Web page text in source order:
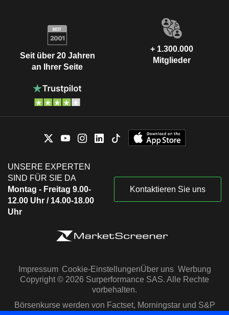
Seit über 20 Jahren
an Ihrer Seite
+ 1.300.000
Mitglieder
UNSERE EXPERTEN
SIND FÜR SIE DA
Montag - Freitag 9.00-
12.00 Uhr / 14.00-18.00
Uhr
Kontaktieren Sie uns
Impressum Cookie-EinstellungenÜber uns Werbung
Copyright © 2026 Surperformance SAS. Alle Rechte
vorbehalten.
Börsenkurse werden von Factset, Morningstar und S&P